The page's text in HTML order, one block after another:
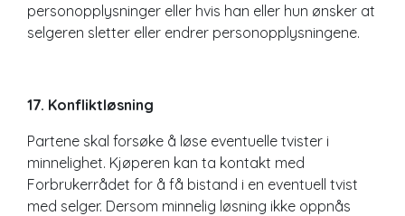
personopplysninger eller hvis han eller hun ønsker at
selgeren sletter eller endrer personopplysningene.
17. Konfliktløsning
Partene skal forsøke å løse eventuelle tvister i
minnelighet. Kjøperen kan ta kontakt med
Forbrukerrådet for å få bistand i en eventuell tvist
med selger. Dersom minnelig løsning ikke oppnås